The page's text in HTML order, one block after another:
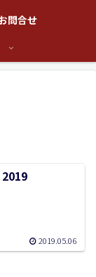
問合せ
2019.05.06